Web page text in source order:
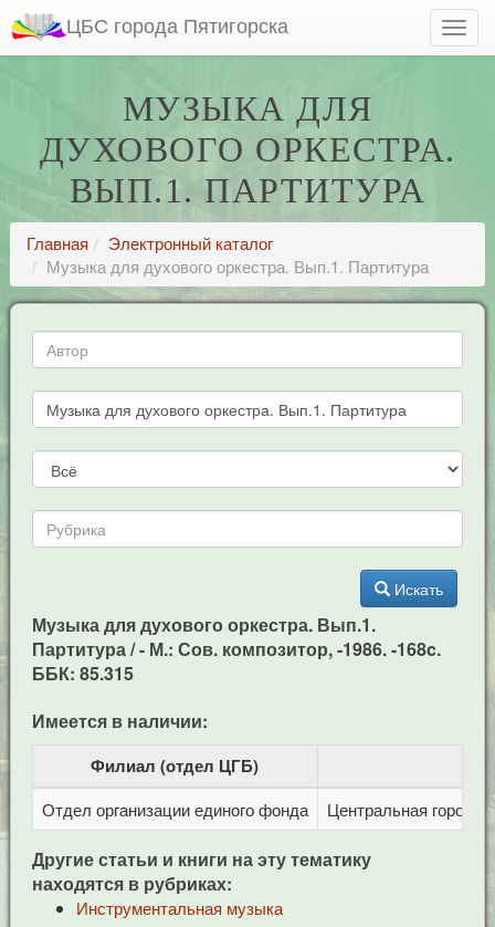
ЦБС города Пятигорска
МУЗЫКА ДЛЯ
ДУХОВОГО ОРКЕСТРА.
ВЫП.1. ПАРТИТУРА
Главная
Электронный каталог
Музыка для духового оркестра. Вып.1. Партитура
Искать
Музыка для духового оркестра. Вып.1.
Партитура / - М.: Сов. композитор, -1986. -168c.
ББК: 85.315
Имеется в наличии:
Филиал (отдел ЦГБ)
Отдел организации единого фонда Центральная
Другие статьи и книги на эту тематику
находятся в рубриках:
Инструментальная музыка